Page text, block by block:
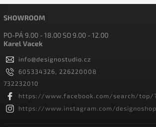
SHOWROOM
PO-PÁ 9.00 - 18.00 SO 9.00 - 12.00
Karel Vacek
info@designostudio.cz
605334326, 226220008
732232010
https://www.facebook.com/search/top/
https://www.instagram.com/